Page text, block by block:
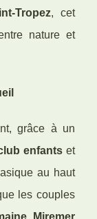
Tropez, cet
nature et
grâce à un
enfantset
au haut
les couples
Miremer